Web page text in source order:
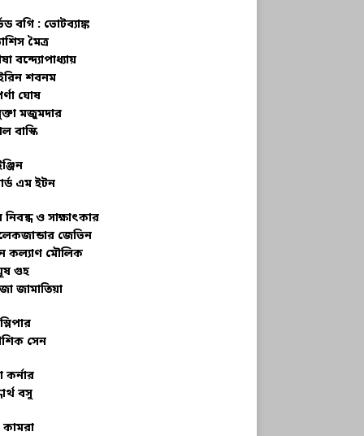
বগি : ভোটব্যাঙ্ক
মৈত্র
বন্দ্যোপাধ্যায়
শবনম
ঘোষ
মজুমদার
বাস্কি
এম ইটন
নিবন্ধ ও সাক্ষাৎকার
জেভিন
কল্যাণ মৌলিক
গুহ
জামাতিয়া
সেন
কর্নার
বসু
কামরা